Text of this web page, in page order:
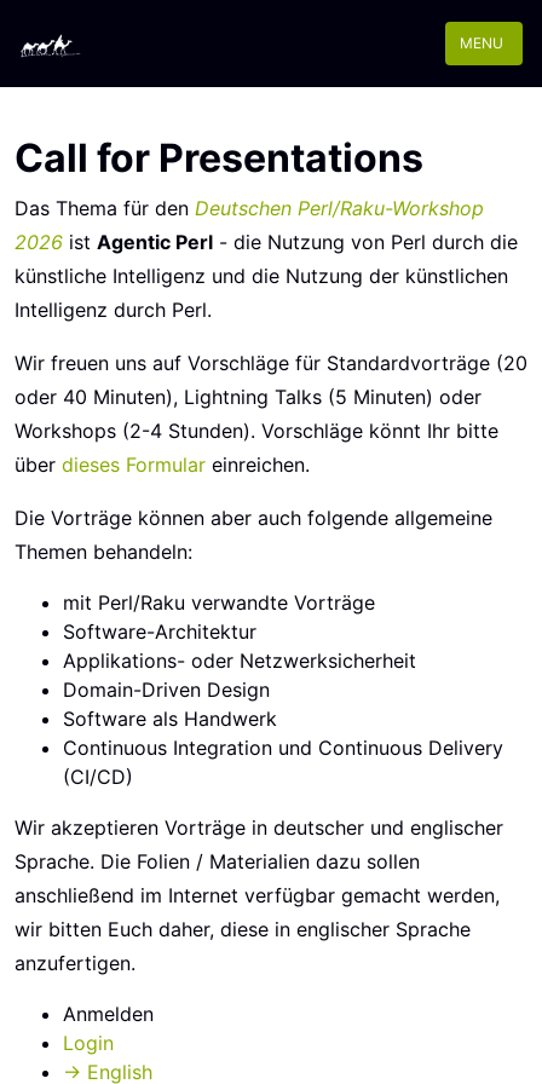
MENU
Call for Presentations
Das Thema für den Deutschen Perl/Raku-Workshop
2026 ist Agentic Perl - die Nutzung von Perl durch die
künstliche Intelligenz und die Nutzung der künstlichen
Intelligenz durch Perl.
Wir freuen uns auf Vorschläge für Standardvorträge (20
oder 40 Minuten), Lightning Talks (5 Minuten) oder
Workshops (2-4 Stunden). Vorschläge könnt Ihr bitte
über dieses Formular einreichen.
Die Vorträge können aber auch folgende allgemeine
Themen behandeln:
mit Perl/Raku verwandte Vorträge
Software-Architektur
Applikations- oder Netzwerksicherheit
Domain-Driven Design
Software als Handwerk
Continuous Integration und Continuous Delivery
(CI/CD)
Wir akzeptieren Vorträge in deutscher und englischer
Sprache. Die Folien / Materialien dazu sollen
anschließend im Internet verfügbar gemacht werden,
wir bitten Euch daher, diese in englischer Sprache
anzufertigen.
Anmelden
Login
→ English